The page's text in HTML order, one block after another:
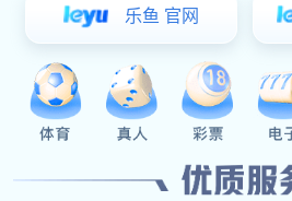
阀门管件
食（乳）品工程
发酵罐